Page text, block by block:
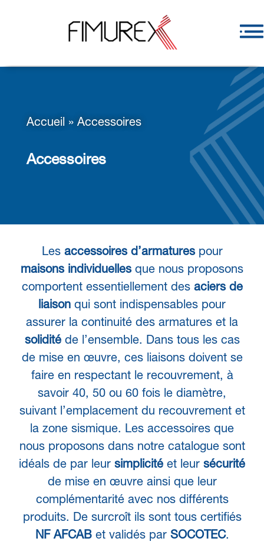
Accueil » Accessoires
Accessoires
Les accessoires d’armaturespour
maisons individuellesque nous proposons
comportent essentiellement des aciers de
liaison qui sont indispensables pour
assurer la continuité des armatures et la
soliditéde l’ensemble. Dans tous les cas
de mise en œuvre, ces liaisons doivent se
faire en respectant le recouvrement, à
savoir 40, 50 ou 60 fois le diamètre,
suivant l’emplacement du recouvrement et
la zone sismique. Les accessoires que
nous proposons dans notre catalogue sont
idéals de par leur simplicité et leur sécurité
de mise en œuvre ainsi que leur
complémentarité avec nos différents
produits. De surcroît ils sont tous certifiés
NF AFCABet validés par SOCOTEC.